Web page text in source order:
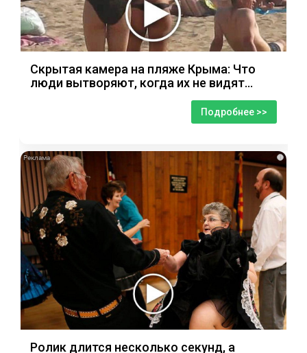
Скрытая камера на пляже Крыма: Что
люди вытворяют, когда их не видят...
Подробнее >>
i
Ролик длится несколько секунд, а